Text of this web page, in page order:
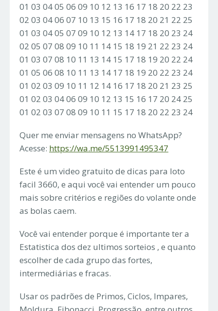
01 03 04 05 06 09 10 12 13 16 17 18 20 22 23
02 03 04 06 07 10 13 15 16 17 18 20 21 22 25
01 03 04 05 07 09 10 12 13 14 17 18 20 23 24
02 05 07 08 09 10 11 14 15 18 19 21 22 23 24
01 03 07 08 10 11 13 14 15 17 18 19 20 22 24
01 05 06 08 10 11 13 14 17 18 19 20 22 23 24
01 02 03 09 10 11 12 14 16 17 18 20 21 23 25
01 02 03 04 06 09 10 12 13 15 16 17 20 24 25
01 02 03 07 08 09 10 11 15 17 18 20 22 23 24
Quer me enviar mensagens no WhatsApp?
Acesse: https://wa.me/5513991495347
Este é um video gratuito de dicas para loto
facil 3660, e aqui você vai entender um pouco
mais sobre critérios e regiões do volante onde
as bolas caem.
Você vai entender porque é importante ter a
Estatistica dos dez ultimos sorteios , e quanto
escolher de cada grupo das fortes,
intermediárias e fracas.
Usar os padrões de Primos, Ciclos, Impares,